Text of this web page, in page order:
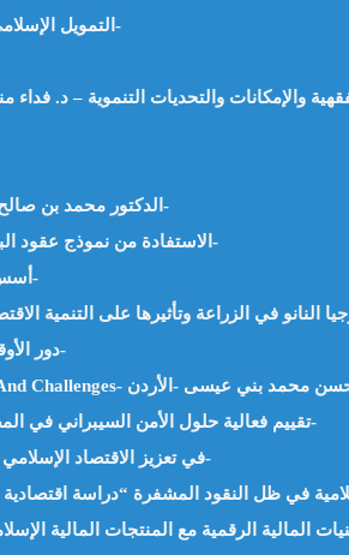
التمويل الإسلامي كأداه لتحقيق التنمية المستدامة في الدول العربية – أ/ مها العطفي -مصر-
الدكتور محمد بن صالح حمدي.. مسيرته وجهوده في الاقتصاد الإسلامي د. مسعود فلوسي -الجزائر-
الاستفادة من نموذج عقود البناء والتشغيل والتحويل في استثمار الأراضي الوقفية – أ.ناصر حيدر -الجزائر-
أسس وضوابط نظام الاقتصاد الإسلامي – د.إقبال الحاج إبراهيم محمد -السودان-
دور الأوقاف في تعزيز التكامل الاقتصادي بين الدول العربية – د.هبة جمال جاد -مصر-
تقييم فعالية حلول الأمن السيبراني في المصارف الإسلامية لتقليل المخاطر المالية – د. علي ابراهيم داود جابر -الاردن-
دور الاستثمار المسؤول اجتماعياً (SRI) في تعزيز الاقتصاد الإسلامي – د. نجلاء عبد المنعم إبراهيم -مصر-